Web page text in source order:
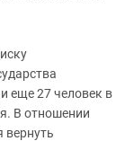
еще 27 человек в
В отношении
вернуть